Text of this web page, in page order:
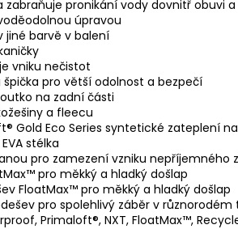
zabraňuje pronikání vody dovnitř obuvi
úpravou
jiné barvě v balení
vniku nečistot
špička pro větší odolnost a bezpečí
na zadní části
a fleecu
Gold Eco Series syntetické zateplení
stélka
pro zamezení vzniku nepříjemného
pro měkký a hladký došlap
FloatMax™ pro měkký a hladký došlap
pro spolehlivý záběr v různorodém
Primaloft®, NXT, FloatMax™,